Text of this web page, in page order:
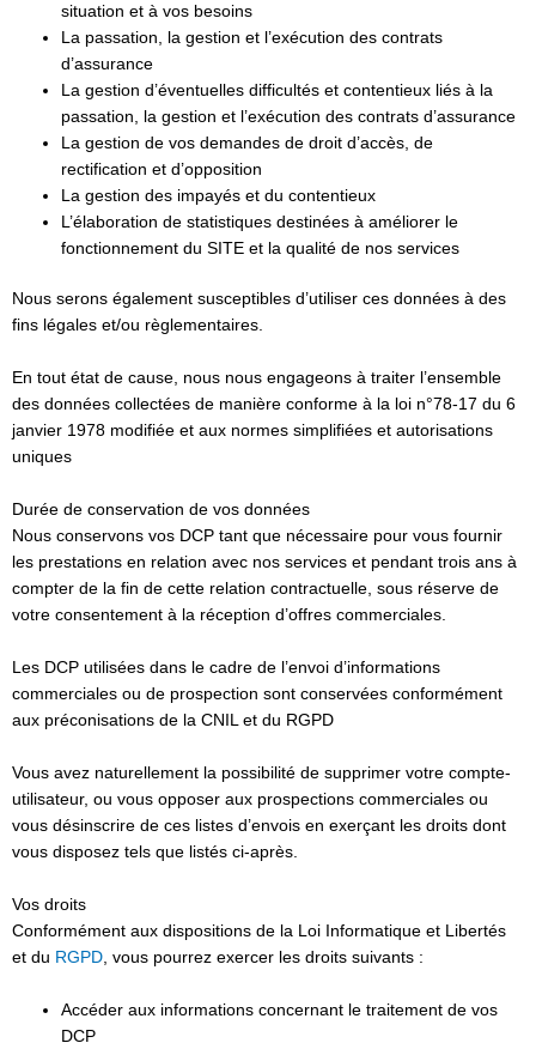
situation et à vos besoins
La passation, la gestion et l’exécution des contrats
d’assurance
La gestion d’éventuelles difficultés et contentieux liés à la
passation, la gestion et l’exécution des contrats d’assurance
La gestion de vos demandes de droit d’accès, de
rectification et d’opposition
La gestion des impayés et du contentieux
L’élaboration de statistiques destinées à améliorer le
fonctionnement du SITE et la qualité de nos services
Nous serons également susceptibles d’utiliser ces données à des
fins légales et/ou règlementaires.
En tout état de cause, nous nous engageons à traiter l’ensemble
des données collectées de manière conforme à la loi n°78-17 du 6
janvier 1978 modifiée et aux normes simplifiées et autorisations
uniques
Durée de conservation de vos données
Nous conservons vos DCP tant que nécessaire pour vous fournir
les prestations en relation avec nos services et pendant trois ans à
compter de la fin de cette relation contractuelle, sous réserve de
votre consentement à la réception d’offres commerciales.
Les DCP utilisées dans le cadre de l’envoi d’informations
commerciales ou de prospection sont conservées conformément
aux préconisations de la CNIL et du RGPD
Vous avez naturellement la possibilité de supprimer votre compte-
utilisateur, ou vous opposer aux prospections commerciales ou
vous désinscrire de ces listes d’envois en exerçant les droits dont
vous disposez tels que listés ci-après.
Vos droits
Conformément aux dispositions de la Loi Informatique et Libertés
et du RGPD , vous pourrez exercer les droits suivants :
Accéder aux informations concernant le traitement de vos
DCP